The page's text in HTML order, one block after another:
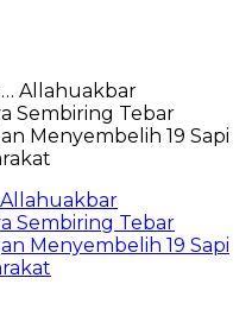
Sembiring Tebar
Menyembelih 19 Sapi